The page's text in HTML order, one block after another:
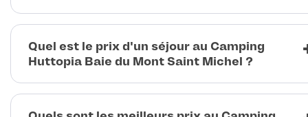
Quel est le prix d'un séjour au Camping
Huttopia Baie du Mont Saint Michel ?